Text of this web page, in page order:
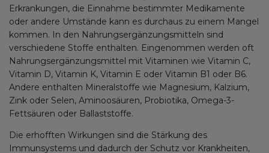
Erkrankungen, die Einnahme bestimmter Medikamente
oder andere Umstände kann es durchaus zu einem Mangel
kommen. In den Nahrungsergänzungsmitteln sind
verschiedene Stoffe enthalten. Eingenommen werden oft
Nahrungsergänzungsmittel mit Vitaminen wie Vitamin C,
Vitamin D, Vitamin K, Vitamin E oder Vitamin B1 oder B6.
Andere enthalten Mineralstoffe wie Magnesium, Kalzium,
Zink oder Selen, Aminoosäuren, Probiotika, Omega-3-
Fettsäuren oder Ballaststoffe.
Die erhofften Wirkungen sind die Stärkung des
Immunsystems und dadurch der Schutz vor Krankheiten,